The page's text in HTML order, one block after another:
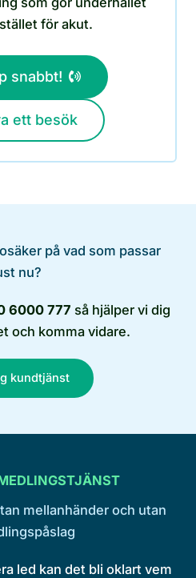
för akut.
snabbt!
ett besök
på vad som passar
nu?
6000 777 så hjälper vi dig
och komma vidare.
kundtjänst
mellanhänder och utan
led kan det bli oklart vem